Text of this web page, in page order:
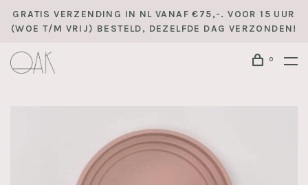
GRATIS VERZENDING IN NL VANAF €75,-. VOOR 15 UUR
(WOE T/M VRIJ) BESTELD, DEZELFDE DAG VERZONDEN!
0